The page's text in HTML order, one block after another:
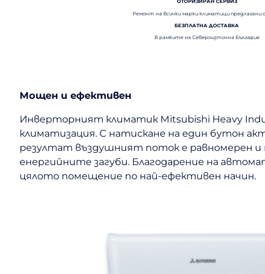
ОТОРИЗИРАН СЕРВИЗ
Ремонт на всички марки климатици предлагани
БЕЗПЛАТНА ДОСТАВКА
В рамките на Североизточна България
Мощен и ефективен
Инверторният климатик Mitsubishi Heavy
климатизация. С натискане на един бутон
резултат въздушният поток е равномерен и
енергийните загуби. Благодарение на
цялото помещение по най-ефективен начин.